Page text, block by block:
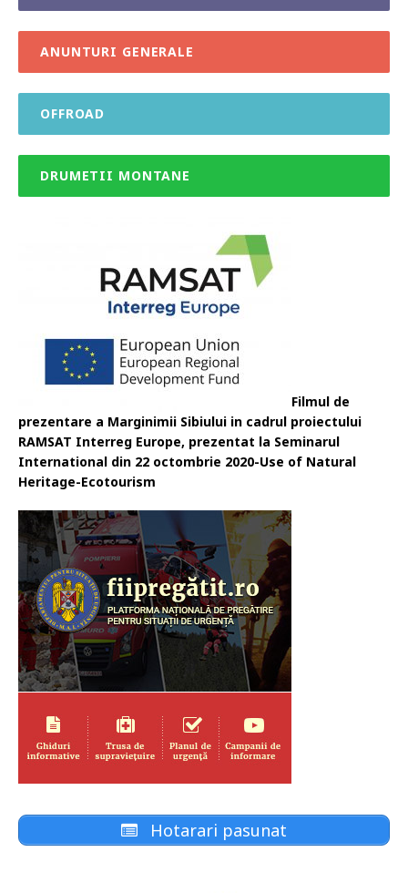
ANUNTURI GENERALE
OFFROAD
DRUMETII MONTANE
Filmul de
prezentare a Marginimii Sibiului in cadrul proiectului
RAMSAT Interreg Europe, prezentat la Seminarul
International din 22 octombrie 2020-Use of Natural
Heritage-Ecotourism
Hotarari pasunat